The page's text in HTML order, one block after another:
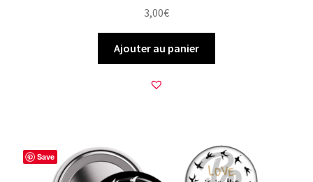
3,00€
Ajouter au panier
Save